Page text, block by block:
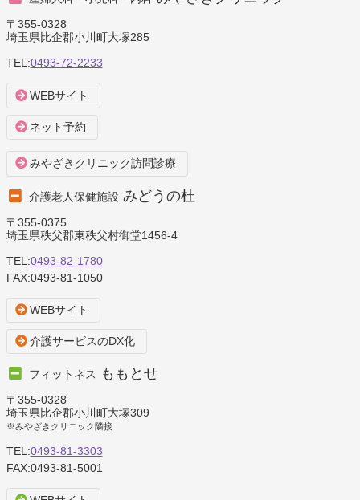
〒355-0328
埼玉県比企郡小川町大塚285
TEL:0493-72-2233
WEBサイト
ネット予約
みやざきクリニック訪問診療
介護老人保健施設 みどうの杜
〒355-0375
埼玉県秩父郡東秩父村御堂1456-4
TEL:0493-82-1780
FAX:0493-81-1050
WEBサイト
介護サービスのDX化
フィットネス ももとせ
〒355-0328
埼玉県比企郡小川町大塚309
※みやざきクリニック隣接
TEL:0493-81-3303
FAX:0493-81-5001